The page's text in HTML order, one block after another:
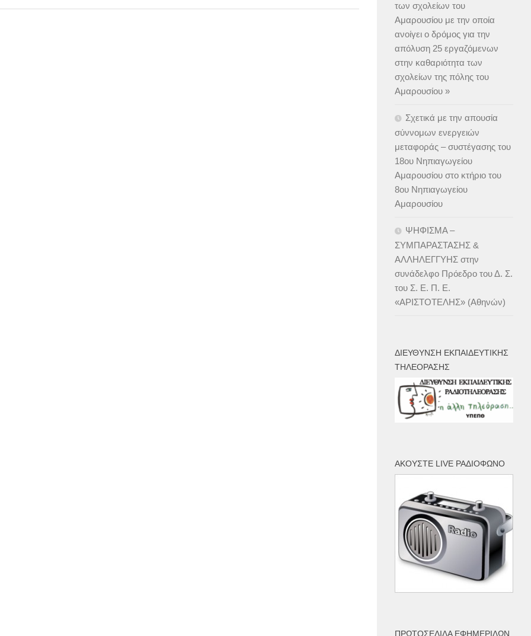
των σχολείων του
Αμαρουσίου με την οποία
ανοίγει ο δρόμος για την
απόλυση 25 εργαζόμενων
στην καθαριότητα των
σχολείων της πόλης του
Αμαρουσίου »
Σχετικά με την απουσία
σύννομων ενεργειών
μεταφοράς – συστέγασης του
18ου Νηπιαγωγείου
Αμαρουσίου στο κτήριο του
8ου Νηπιαγωγείου
Αμαρουσίου
ΨΗΦΙΣΜΑ –
ΣΥΜΠΑΡΑΣΤΑΣΗΣ &
ΑΛΛΗΛΕΓΓΥΗΣ στην
συνάδελφο Πρόεδρο του Δ. Σ.
του Σ. Ε. Π. Ε.
«ΑΡΙΣΤΟΤΕΛΗΣ» (Αθηνών)
ΔΙΕΎΘΥΝΣΗ ΕΚΠΑΙΔΕΥΤΙΚΉΣ
ΤΗΛΕΌΡΑΣΗΣ
ΑΚΟΎΣΤΕ LIVE ΡΑΔΙΌΦΩΝΟ
ΠΡΩΤΟΣΈΛΙΔΑ ΕΦΗΜΕΡΊΔΩΝ